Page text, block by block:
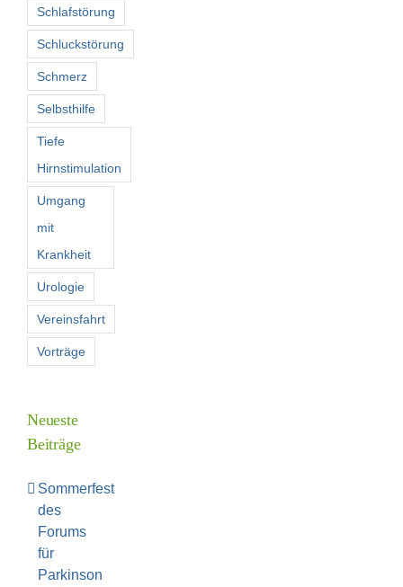
Schlafstörung
Schluckstörung
Schmerz
Selbsthilfe
Tiefe
Hirnstimulation
Umgang
mit
Krankheit
Urologie
Vereinsfahrt
Vorträge
Neueste
Beiträge
Sommerfest
des
Forums
für
Parkinson